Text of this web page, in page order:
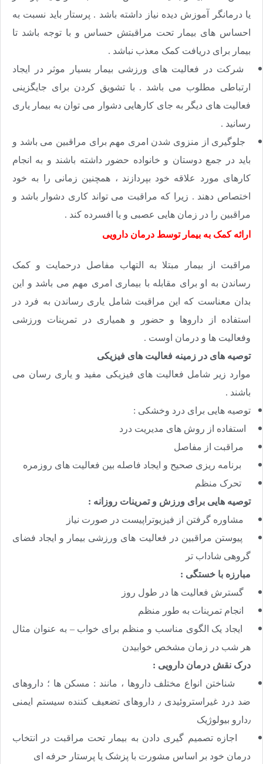
یا درمانگر آموزش دیده نیاز داشته باشد . پرستار باید نسبت به
احساس های بیمار تحت مراقبتش حساس و با توجه باشد تا
بیمار برای دریافت کمک معذب نباشد .
شرکت در فعالیت های ورزشی بیمار بسیار موثر در ایجاد
ارتباطی مطلوب می باشد . با تشویق کردن برای جایگزینی
فعالیت های دیگر به جای کارهایی دشوار می توان به بیمار یاری
رسانید .
جلوگیری از منزوی شدن امری مهم برای مراقبین می باشد و
باید در جمع دوستان و خانواده حضور داشته باشند و به انجام
کارهای مورد علاقه خود بپردازند ، همچنین زمانی را به خود
اختصاص دهند . زیرا که مراقبت می تواند کاری دشوار باشد و
مراقبین را در زمان هایی عصبی و یا افسرده کند .
ارائه کمک به بیمار توسط درمان دارویی
مراقبت از بیمار مبتلا به التهاب مفاصل درحمایت و کمک
رساندن به او برای مقابله با بیماری امری مهم می باشد و این
بدان معناست که این مراقبت شامل یاری رساندن به فرد در
استفاده از داروها و حضور و همیاری در تمرینات ورزشی
وفعالیت ها و درمان اوست .
توصیه های در زمینه فعالیت های فیزیکی
موارد زیر شامل فعالیت های فیزیکی مفید و یاری رسان می
باشند .
توصیه هایی برای درد وخشکی :
استفاده از روش های مدیریت درد
مراقبت از مفاصل
برنامه ریزی صحیح و ایجاد فاصله بین فعالیت های روزمره
تحرک منظم
توصیه هایی برای ورزش و تمرینات روزانه :
مشاوره گرفتن از فیزیوتراپیست در صورت نیاز
پیوستن مراقبین در فعالیت های ورزشی بیمار و ایجاد فضای
گروهی شاداب تر
مبارزه با خستگی :
گسترش فعالیت ها در طول روز
انجام تمرینات به طور منظم
ایجاد یک الگوی مناسب و منظم برای خواب – به عنوان مثال
هر شب در زمان مشخص خوابیدن
درک نقش درمان دارویی :
شناختن انواع مختلف داروها ، مانند : مسکن ها ؛ داروهای
ضد درد غیراستروئیدی ٫ داروهای تضعیف کننده سیستم ایمنی
٫دارو بیولوژیک
اجازه تصمیم گیری دادن به بیمار تحت مراقبت در انتخاب
درمان خود بر اساس مشورت با پزشک یا پرستار حرفه ای